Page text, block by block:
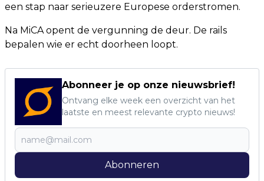
een stap naar serieuzere Europese orderstromen.
Na MiCA opent de vergunning de deur. De rails
bepalen wie er echt doorheen loopt.
Abonneer je op onze nieuwsbrief!
Ontvang elke week een overzicht van het
laatste en meest relevante crypto nieuws!
Abonneren